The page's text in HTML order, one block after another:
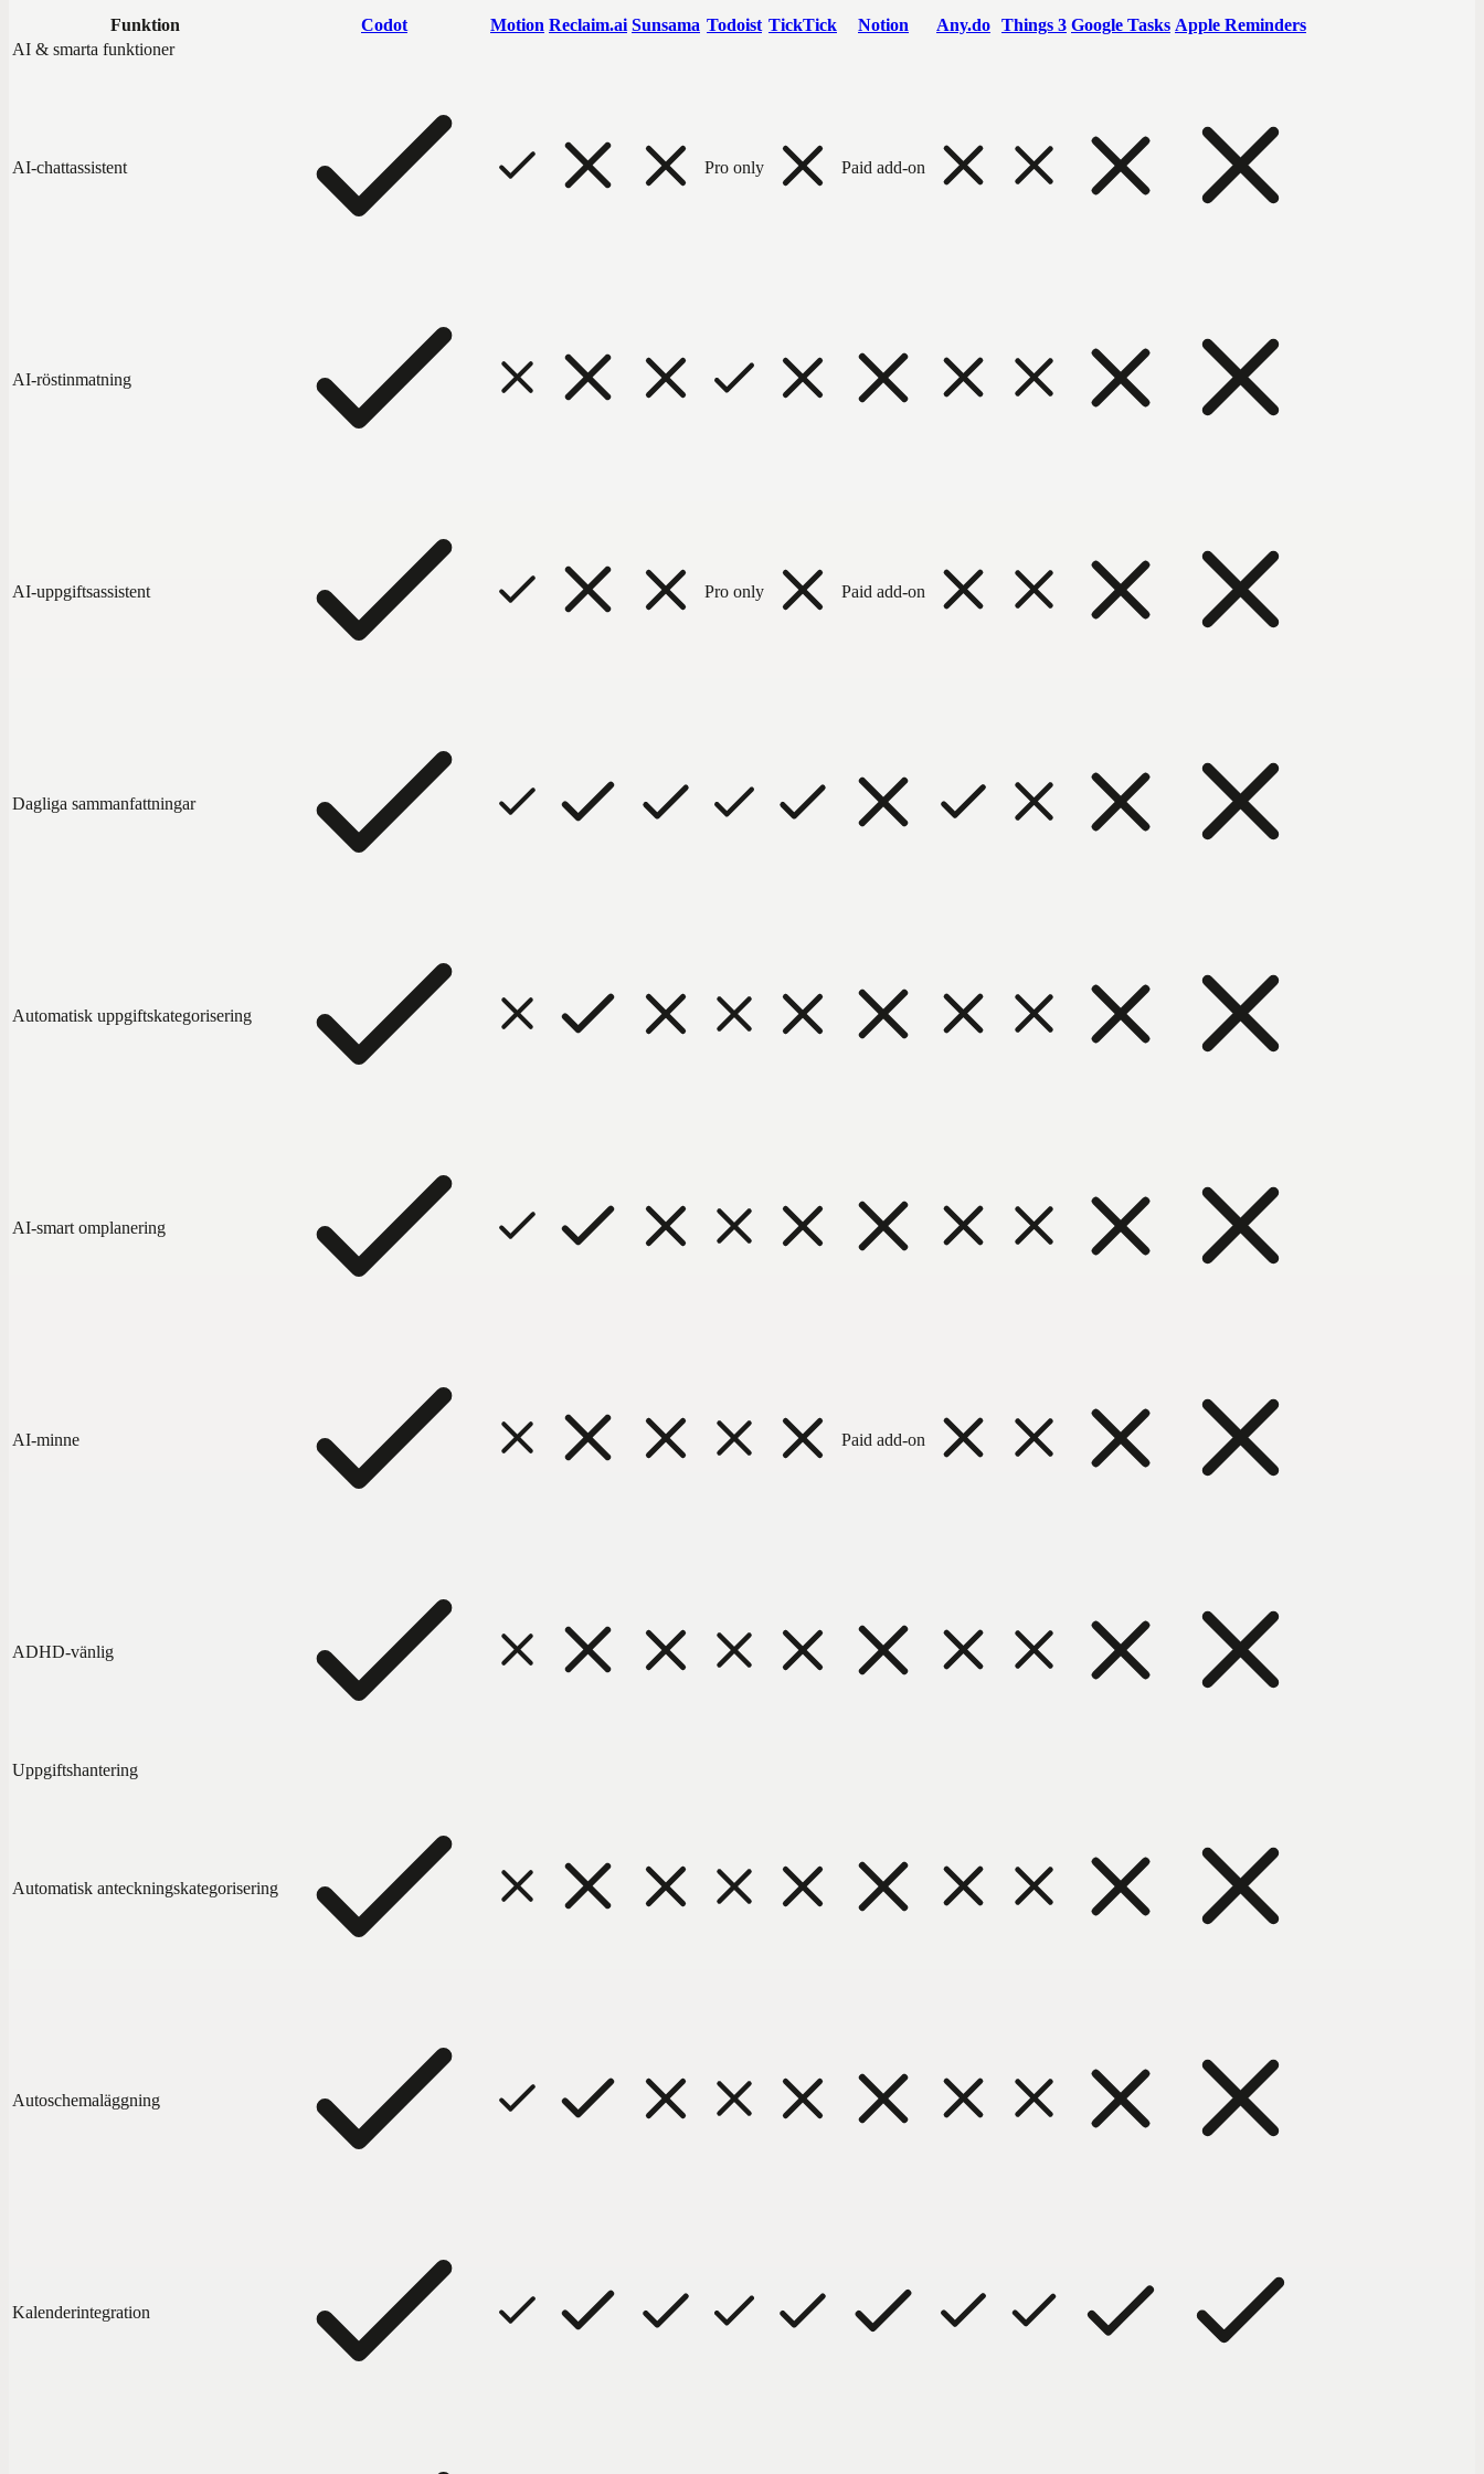
Funktion Codot Motion Reclaim.ai Sunsama Todoist TickTick Notion Any.do Things 3 Google Tasks Apple Reminders
AI & smarta funktioner
AI-chattassistent Pro only Paid add-on
AI-röstinmatning
AI-uppgiftsassistent Pro only Paid add-on
Dagliga sammanfattningar
Automatisk uppgiftskategorisering
AI-smart omplanering
AI-minne Paid add-on
ADHD-vänlig
Uppgiftshantering
Automatisk anteckningskategorisering
Autoschemaläggning
Kalenderintegration